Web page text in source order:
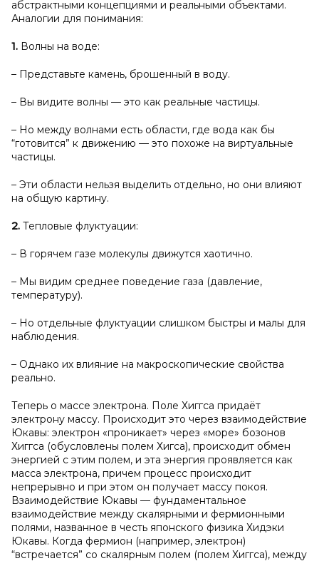
абстрактными концепциями и реальными объектами.
Аналогии для понимания:
1. Волны на воде:
– Представьте камень, брошенный в воду.
– Вы видите волны — это как реальные частицы.
– Но между волнами есть области, где вода как бы
“готовится” к движению — это похоже на виртуальные
частицы.
– Эти области нельзя выделить отдельно, но они влияют
на общую картину.
2. Тепловые флуктуации:
– В горячем газе молекулы движутся хаотично.
– Мы видим среднее поведение газа (давление,
температуру).
– Но отдельные флуктуации слишком быстры и малы для
наблюдения.
– Однако их влияние на макроскопические свойства
реально.
Теперь о массе электрона. Поле Хиггса придаёт
электрону массу. Происходит это через взаимодействие
Юкавы: электрон «проникает» через «море» бозонов
Хиггса (обусловлены полем Хигса), происходит обмен
энергией с этим полем, и эта энергия проявляется как
масса электрона, причем процесс происходит
непрерывно и при этом он получает массу покоя.
Взаимодействие Юкавы — фундаментальное
взаимодействие между скалярными и фермионными
полями, названное в честь японского физика Хидэки
Юкавы. Когда фермион (например, электрон)
“встречается” со скалярным полем (полем Хиггса), между